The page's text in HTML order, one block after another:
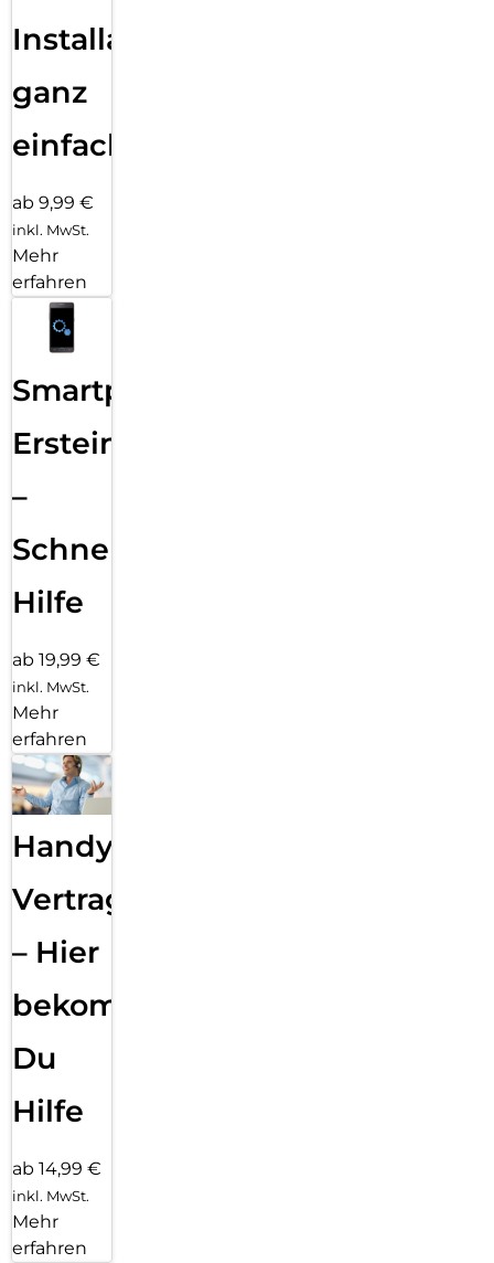
Installation
ganz
einfach
ab 9,99 €
inkl. MwSt.
Mehr
erfahren
Smartphone
Ersteinrichtung
–
Schnelle
Hilfe
ab 19,99 €
inkl. MwSt.
Mehr
erfahren
Handy
Vertragsabwicklung
– Hier
bekommst
Du
Hilfe
ab 14,99 €
inkl. MwSt.
Mehr
erfahren